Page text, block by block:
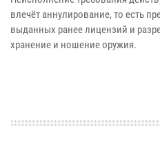
влечёт аннулирование, то есть
выданных ранее лицензий и
хранение и ношение оружия.